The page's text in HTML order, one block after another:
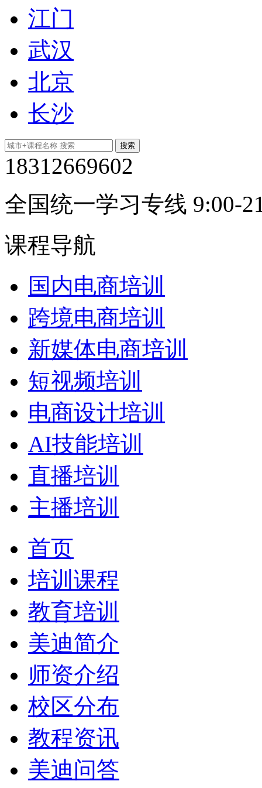
江门
武汉
北京
长沙
18312669602
全国统一学习专线 9:00-
课程导航
国内电商培训
跨境电商培训
新媒体电商培训
短视频培训
电商设计培训
AI技能培训
直播培训
主播培训
首页
培训课程
教育培训
美迪简介
师资介绍
校区分布
教程资讯
美迪问答